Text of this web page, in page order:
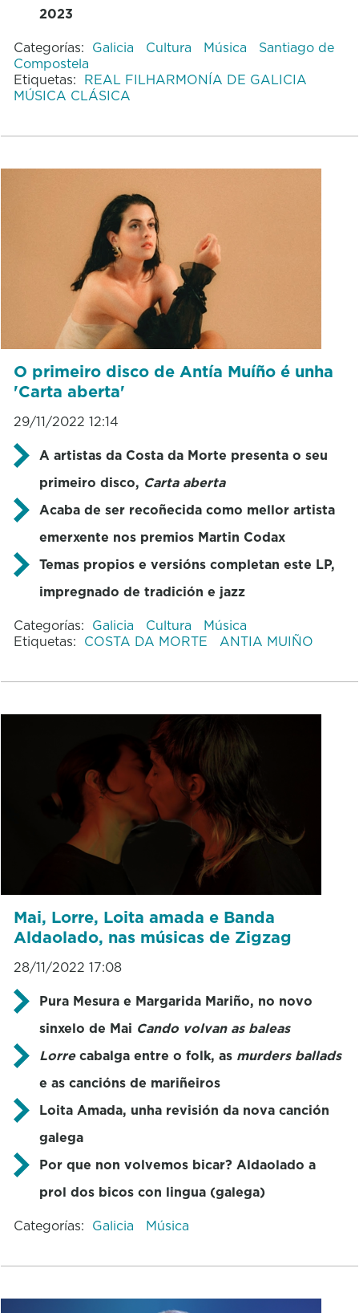
2023
Categorías: Galicia Cultura Música
Santiago de
Compostela
Etiquetas: REAL FILHARMONÍA DE GALICIA
MÚSICA CLÁSICA
O primeiro disco de Antía Muíño é unha
'Carta aberta'
29/11/2022 12:14
A artistas da Costa da Morte presenta o seu
primeiro disco, Carta aberta
Acaba de ser recoñecida como mellor artista
emerxente nos premios Martin Codax
Temas propios e versións completan este LP,
impregnado de tradición e jazz
Categorías: Galicia Cultura
Música
Etiquetas: COSTA DA MORTE ANTIA MUIÑO
Mai, Lorre, Loita amada e Banda
Aldaolado, nas músicas de Zigzag
28/11/2022 17:08
Pura Mesura e Margarida Mariño, no novo
sinxelo de Mai Cando volvan as baleas
Lorrecabalga entre o folk, as murders ballads
e as cancións de mariñeiros
Loita Amada, unha revisión da nova canción
galega
Por que non volvemos bicar? Aldaolado a
prol dos bicos con lingua (galega)
Categorías: Galicia Música